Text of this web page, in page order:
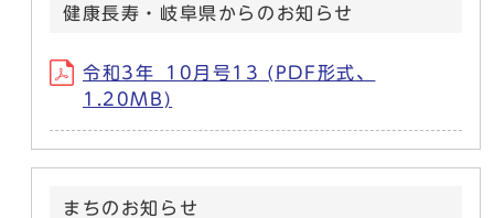
健康長寿・岐阜県からのお知らせ
令和3年_10月号13 (PDF形式、
1.20MB)
まちのお知らせ